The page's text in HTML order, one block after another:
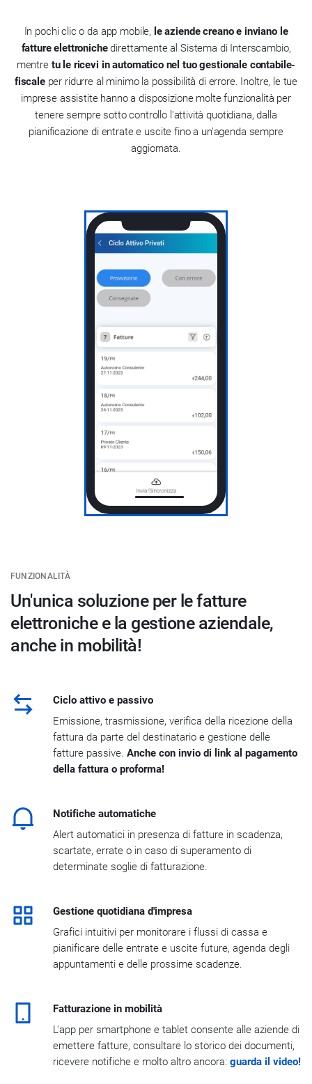
In pochi clic o da app mobile, le aziende creano e inviano le
fatture elettronichedirettamente al Sistema di Interscambio,
mentre tu le ricevi in automatico nel tuo gestionale contabile-
fiscale per ridurre al minimo la possibilità di errore. Inoltre, le tue
imprese assistite hanno a disposizione molte funzionalità per
tenere sempre sotto controllo l'attività quotidiana, dalla
pianificazione di entrate e uscite fino a un'agenda sempre
aggiornata.
FUNZIONALITÀ
Un'unica soluzione per le fatture
elettroniche e la gestione aziendale,
anche in mobilità!
Ciclo attivo e passivo
Emissione, trasmissione, verifica della ricezione della
fattura da parte del destinatario e gestione delle
fatture passive. Anche con invio di link al pagamento
della fattura o proforma!
Notifiche automatiche
Alert automatici in presenza di fatture in scadenza,
scartate, errate o in caso di superamento di
determinate soglie di fatturazione.
Gestione quotidiana d'impresa
Grafici intuitivi per monitorare i flussi di cassa e
pianificare delle entrate e uscite future, agenda degli
appuntamenti e delle prossime scadenze.
Fatturazione in mobilità
L'app per smartphone e tablet consente alle aziende di
emettere fatture, consultare lo storico dei documenti,
ricevere notifiche e molto altro ancora: guarda il video!